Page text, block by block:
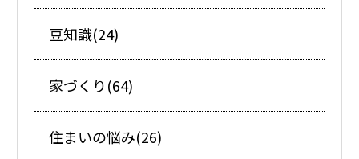
豆知識(24)
家づくり(64)
住まいの悩み(26)